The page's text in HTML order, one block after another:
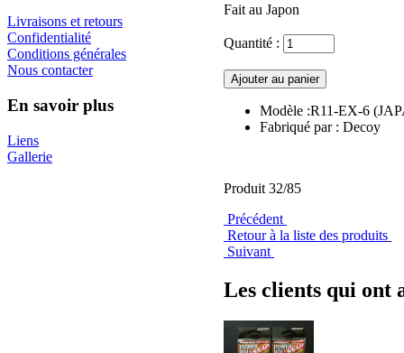
Livraisons et retours
Confidentialité
Conditions générales
Nous contacter
En savoir plus
Liens
Gallerie
Fait au Japon
Quantité :
Modèle :R11-EX-6
Fabriqué par : Decoy
Produit 32/85
Précédent
Retour à la liste des produits
Suivant
Les clients qui ont